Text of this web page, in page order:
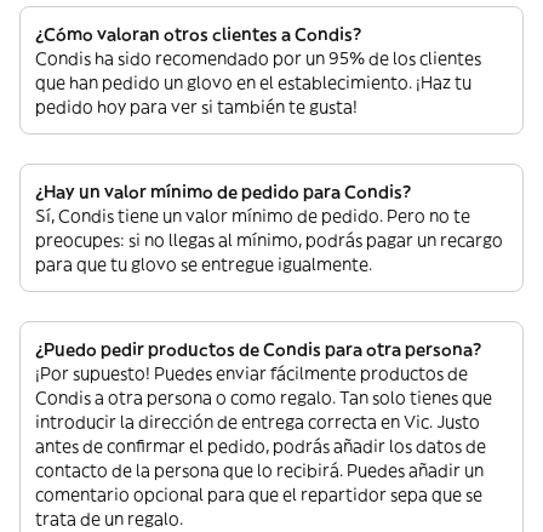
¿Cómo valoran otros clientes a Condis?
Condis ha sido recomendado por un 95% de los clientes
que han pedido un glovo en el establecimiento. ¡Haz tu
pedido hoy para ver si también te gusta!
¿Hay un valor mínimo de pedido para Condis?
Sí, Condis tiene un valor mínimo de pedido. Pero no te
preocupes: si no llegas al mínimo, podrás pagar un recargo
para que tu glovo se entregue igualmente.
¿Puedo pedir productos de Condis para otra persona?
¡Por supuesto! Puedes enviar fácilmente productos de
Condis a otra persona o como regalo. Tan solo tienes que
introducir la dirección de entrega correcta en Vic. Justo
antes de confirmar el pedido, podrás añadir los datos de
contacto de la persona que lo recibirá. Puedes añadir un
comentario opcional para que el repartidor sepa que se
trata de un regalo.